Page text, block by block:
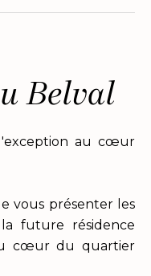
Belval
au cœur
vous présenter les
future résidence
cœur du quartier